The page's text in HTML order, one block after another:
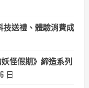
送禮、體驗消費成
怪假期》締造系列
日